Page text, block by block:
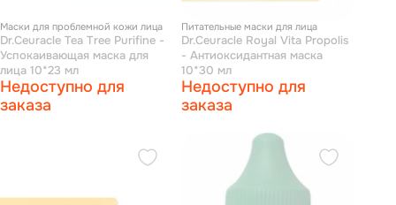
Маски для проблемной кожи лица
Dr.Ceuracle Tea Tree Purifine -
Успокаивающая маска для
лица 10*23 мл
Недоступно для
заказа
Питательные маски для лица
Dr.Ceuracle Royal Vita Propolis
- Антиоксидантная маска
10*30 мл
Недоступно для
заказа